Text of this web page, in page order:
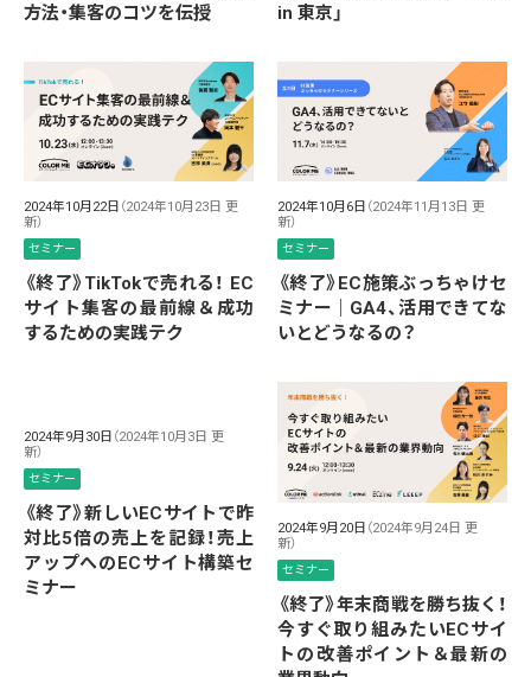
方法・集客のコツを伝授
in 東京」
2024年10月22日 （2024年10月23日 更
新）
セミナー
《終了》TikTokで売れる！ EC
サイト集客の最前線＆成功
するための実践テク
2024年10月6日 （2024年11月13日 更
新）
セミナー
《終了》EC施策ぶっちゃけセ
ミナー｜GA4、活用できてな
いとどうなるの？
2024年9月30日 （2024年10月3日 更
新）
セミナー
《終了》新しいECサイトで昨
対比5倍の売上を記録！売上
アップへのECサイト構築セ
ミナー
2024年9月20日 （2024年9月24日 更
新）
セミナー
《終了》年末商戦を勝ち抜く！
今すぐ取り組みたいECサイ
トの改善ポイント＆最新の